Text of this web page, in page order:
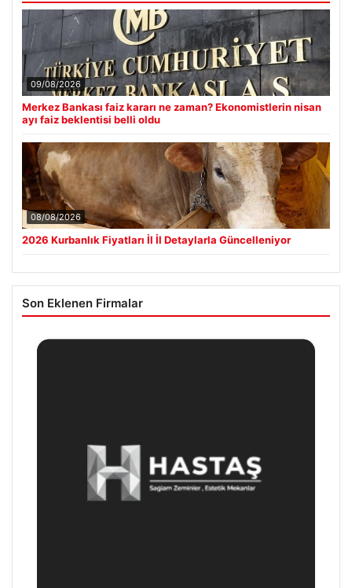
09/08/2026
Merkez Bankası faiz kararı ne zaman? Ekonomistlerin nisan
ayı faiz beklentisi belli oldu
08/08/2026
2026 Kurbanlık Fiyatları İl İl Detaylarla Güncelleniyor
Son Eklenen Firmalar